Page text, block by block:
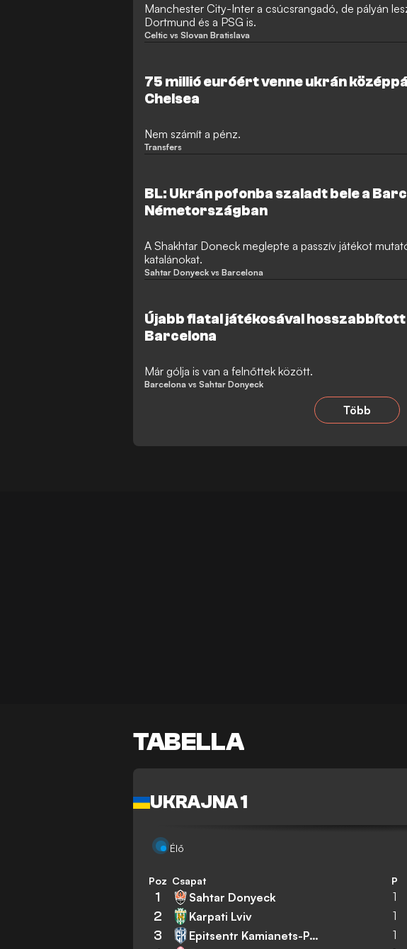
Manchester City-Inter a csúcsrangadó, de pályán
Dortmund és a PSG is.
Celtic vs Slovan Bratislava
75 millió euróért venne ukrán
Chelsea
Nem számít a pénz.
Transfers
BL: Ukrán pofonba szaladt bele a
Németországban
A Shakhtar Doneck meglepte a passzív játékot
katalánokat.
Sahtar Donyeck vs Barcelona
Újabb fiatal játékosával hosszabbított
Barcelona
Már gólja is van a felnőttek között.
Barcelona vs Sahtar Donyeck
Több
TABELLA
UKRAJNA 1
Élő
Poz Csapat P
1 Sahtar Donyeck 1
2 Karpati Lviv 1
3 Epitsentr Kamianets-Podilskyi 1